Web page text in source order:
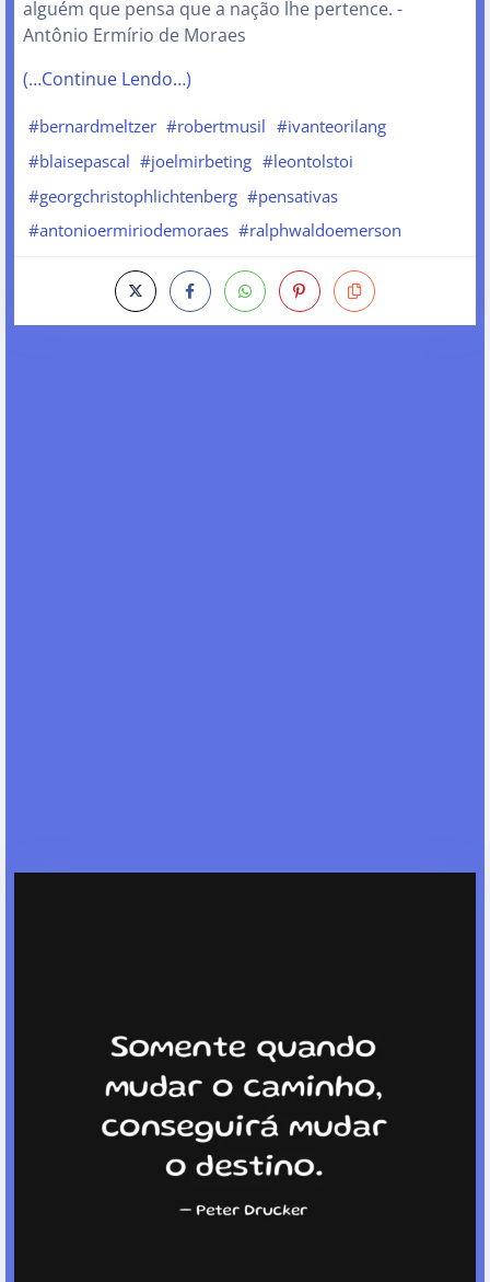
alguém que pensa que a nação lhe pertence. -
Antônio Ermírio de Moraes
(…Continue Lendo…)
#bernardmeltzer #robertmusil #ivanteorilang
#blaisepascal #joelmirbeting #leontolstoi
#georgchristophlichtenberg #pensativas
#antonioermiriodemoraes #ralphwaldoemerson